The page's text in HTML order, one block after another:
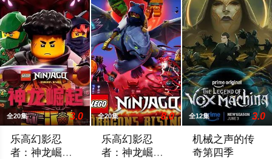
全20集 3.0
乐高幻影忍
者：神龙崛起
全20集 8.0
乐高幻影忍
者：神龙崛起
全12集 3.0
机械之声的传
奇第四季